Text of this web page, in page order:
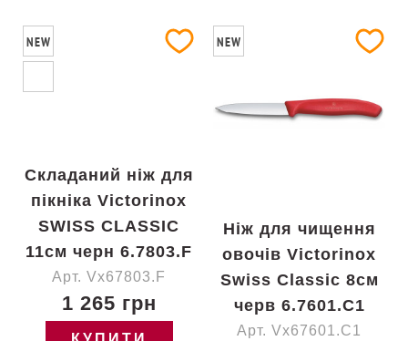
NEW
Складаний ніж для
пікніка Victorinox
SWISS CLASSIC
11см черн 6.7803.F
Арт. Vx67803.F
1 265 грн
NEW
Ніж для чищення
овочів Victorinox
Swiss Classic 8см
черв 6.7601.C1
Арт. Vx67601.C1